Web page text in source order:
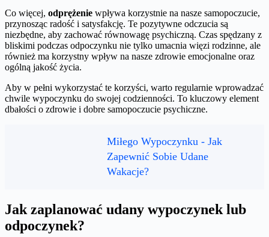
Co więcej, odprężenie wpływa korzystnie na nasze samopoczucie,
przynosząc radość i satysfakcję. Te pozytywne odczucia są
niezbędne, aby zachować równowagę psychiczną. Czas spędzany z
bliskimi podczas odpoczynku nie tylko umacnia więzi rodzinne, ale
również ma korzystny wpływ na nasze zdrowie emocjonalne oraz
ogólną jakość życia.
Aby w pełni wykorzystać te korzyści, warto regularnie wprowadzać
chwile wypoczynku do swojej codzienności. To kluczowy element
dbałości o zdrowie i dobre samopoczucie psychiczne.
Miłego Wypoczynku - Jak
Zapewnić Sobie Udane
Wakacje?
Jak zaplanować udany wypoczynek lub
odpoczynek?